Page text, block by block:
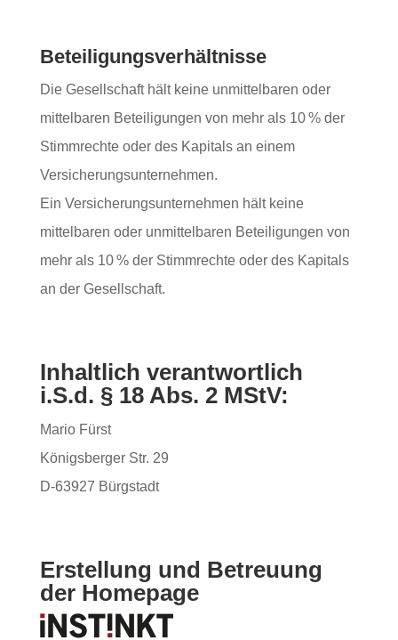
Beteiligungsverhältnisse
Die Gesellschaft hält keine unmittelbaren oder
mittelbaren Beteiligungen von mehr als 10 % der
Stimmrechte oder des Kapitals an einem
Versicherungsunternehmen.
Ein Versicherungsunternehmen hält keine
mittelbaren oder unmittelbaren Beteiligungen von
mehr als 10 % der Stimmrechte oder des Kapitals
an der Gesellschaft.
Inhaltlich verantwortlich
i.S.d. § 18 Abs. 2 MStV:
Mario Fürst
Königsberger Str. 29
D-63927 Bürgstadt
Erstellung und Betreuung
der Homepage